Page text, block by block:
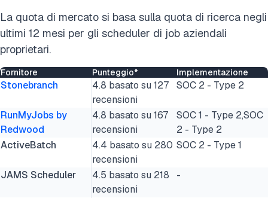
La quota di mercato si basa sulla quota di ricerca negli
ultimi 12 mesi per gli scheduler di job aziendali
proprietari.
Fornitore Punteggio* Implementazione
Stonebranch
4.8 basato su 127
recensioni
SOC 2 - Type 2
RunMyJobs by
Redwood
4.8 basato su 167
recensioni
SOC 1 - Type 2,SOC
2 - Type 2
ActiveBatch
4.4 basato su 280
recensioni
SOC 2 - Type 1
JAMS Scheduler
4.5 basato su 218
recensioni
-